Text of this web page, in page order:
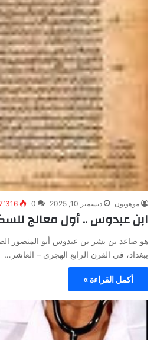
موهوبون ديسمبر 10, 2025 0
ابن عبدوس .. أول معالج
هو صاعد بن بشر بن عبدوس أبو المنصور
ببغداد، في القرن الرابع الهجري – العاشر…
أكمل القراءة »